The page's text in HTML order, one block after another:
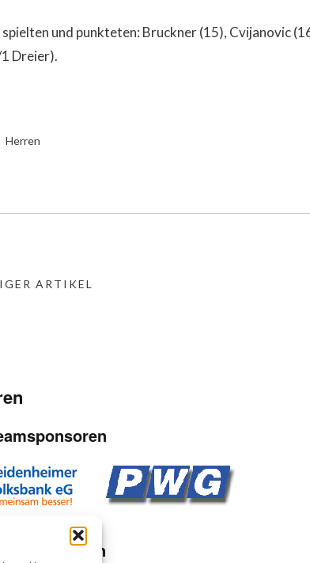
spielten und punkteten: Bruckner (15), Cvijanovic
Dreier).
Herren
ARTIKEL